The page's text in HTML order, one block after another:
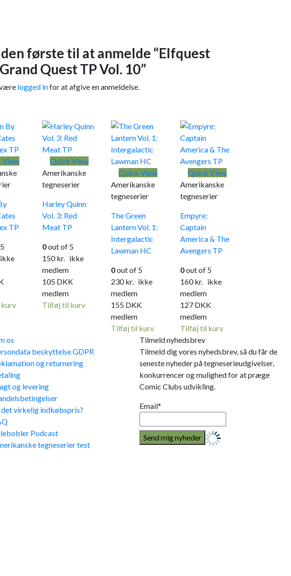
første til at anmelde “Elfquest
Quest TP Vol. 10”
logged infor at afgive en anmeldelse.
View
TP
ikke
Quick View
Amerikanske
tegneserier
Harley Quinn
Vol. 3: Red
Meat TP
0out of 5
150kr.ikke
medlem
105 DKK
medlem
Tilføj til kurv
Quick View
Amerikanske
tegneserier
The Green
Lantern Vol. 1:
Intergalactic
Lawman HC
0out of 5
230kr. ikke
medlem
155 DKK
medlem
Tilføj til kurv
Quick View
Amerikanske
tegneserier
Empyre:
Captain
America & The
Avengers TP
0out of 5
160kr.ikke
medlem
127 DKK
medlem
Tilføj til kurv
os
beskyttelse GDPR
og returnering
og levering
det virkelig indkøbspris?
Podcast
tegneserier test
Tilmeld nyhedsbrev
Tilmeld dig vores nyhedsbrev, så du får de
seneste nyheder på tegneserieudgivelser,
konkurrencer og mulighed for at præge
Comic Clubs udvikling.
Email*